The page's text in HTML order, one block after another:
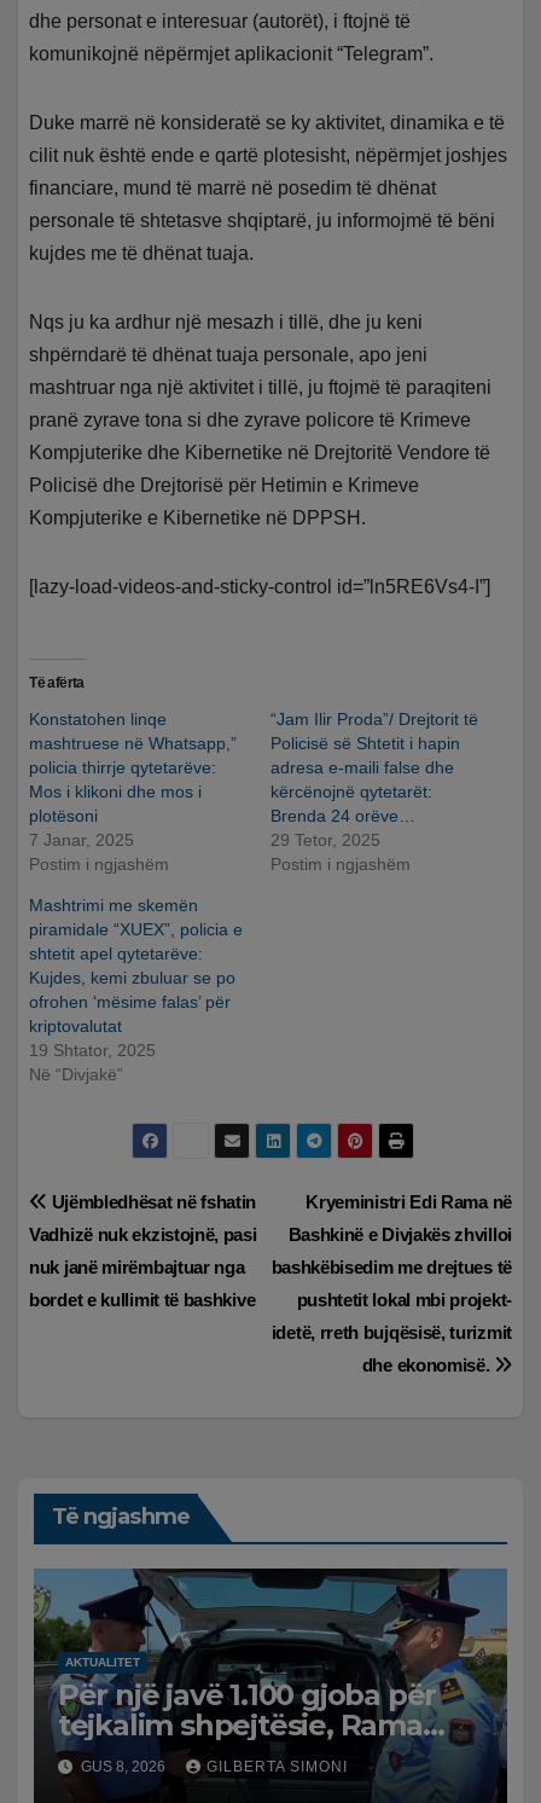
dhe personat e interesuar (autorët), i ftojnë të
komunikojnë nëpërmjet aplikacionit “Telegram”.
Duke marrë në konsideratë se ky aktivitet, dinamika e të
cilit nuk është ende e qartë plotesisht, nëpërmjet joshjes
financiare, mund të marrë në posedim të dhënat
personale të shtetasve shqiptarë, ju informojmë të bëni
kujdes me të dhënat tuaja.
Nqs ju ka ardhur një mesazh i tillë, dhe ju keni
shpërndarë të dhënat tuaja personale, apo jeni
mashtruar nga një aktivitet i tillë, ju ftojmë të paraqiteni
pranë zyrave tona si dhe zyrave policore të Krimeve
Kompjuterike dhe Kibernetike në Drejtoritë Vendore të
Policisë dhe Drejtorisë për Hetimin e Krimeve
Kompjuterike e Kibernetike në DPPSH.
[lazy-load-videos-and-sticky-control id=”ln5RE6Vs4-I”]
Të afërta
Konstatohen linqe
mashtruese në Whatsapp,”
policia thirrje qytetarëve:
Mos i klikoni dhe mos i
plotësoni
7 Janar, 2025
Postim i ngjashëm
“Jam Ilir Proda”/ Drejtorit të
Policisë së Shtetit i hapin
adresa e-maili false dhe
kërcënojnë qytetarët:
Brenda 24 orëve…
29 Tetor, 2025
Postim i ngjashëm
Mashtrimi me skemën
piramidale “XUEX”, policia e
shtetit apel qytetarëve:
Kujdes, kemi zbuluar se po
ofrohen ‘mësime falas’ për
kriptovalutat
19 Shtator, 2025
Në “Divjakë”
Lëvizje
te
postimet
Kryeministri Edi Rama në
Bashkinë e Divjakës zhvilloi
bashkëbisedim me drejtues të
pushtetit lokal mbi projekt-
idetë, rreth bujqësisë, turizmit
dhe ekonomisë.
Ujëmbledhësat në fshatin
Vadhizë nuk ekzistojnë, pasi
nuk janë mirëmbajtuar nga
bordet e kullimit të bashkive
Të ngjashme
AKTUALITET
Për një javë 1.100 gjoba për
tejkalim shpejtësie, Rama
publikon videon: Kamerat e
trafikut së shpejti në
GUS 8, 2026 GILBERTA SIMONI